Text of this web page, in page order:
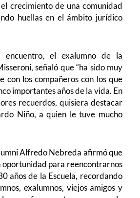
crecimiento de una comunidad
huellas en el ámbito jurídico
encuentro, el exalumno de la
señaló que “ha sido muy
con los compañeros con los que
importantes años de la vida. En
recuerdos, quisiera destacar
Niño, a quien le tuve mucho
Alfredo Nebreda afirmó que
oportunidad para reencontrarnos
años de la Escuela, recordando
exalumnos, viejos amigos y